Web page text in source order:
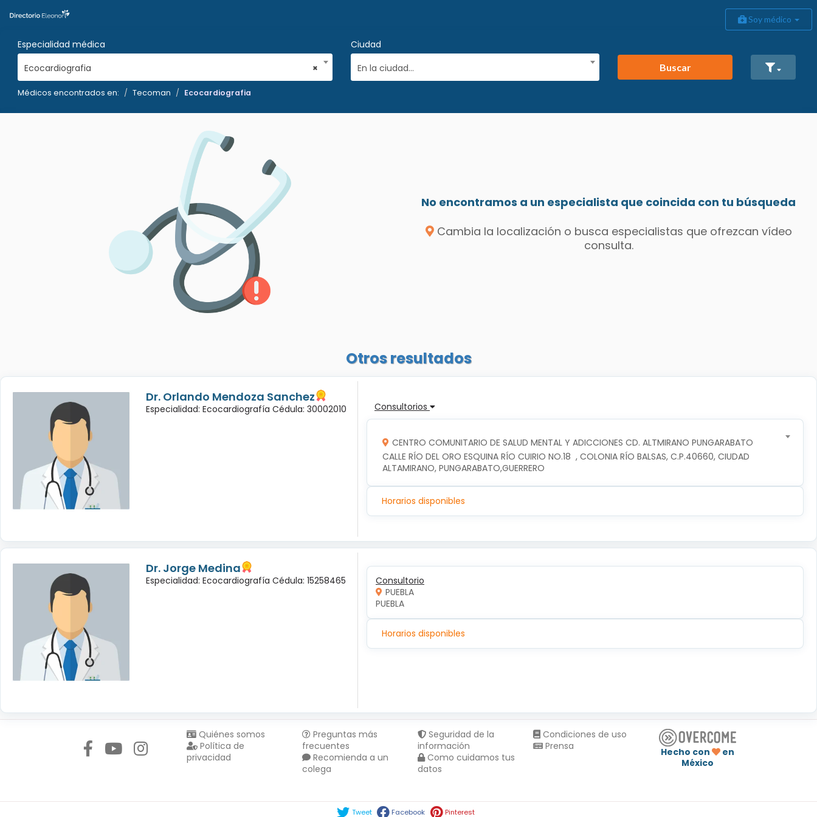
Soy médico
Especialidad médica
×
Ecocardiografia
Ciudad
En la ciudad...
Buscar
Médicos encontrados en: Tecoman Ecocardiografia
No encontramos a un especialista que coincida con tu búsqueda
Cambia la localización o busca especialistas que ofrezcan vídeo
consulta.
Otros resultados
Dr. Orlando Mendoza Sanchez
Especialidad: Ecocardiografía Cédula: 30002010 Consultorios
CENTRO COMUNITARIO DE SALUD MENTAL Y ADICCIONES CD. ALTMIRANO PUNGARABATO
CALLE RÍO DEL ORO ESQUINA RÍO CUIRIO NO.18  , COLONIA RÍO BALSAS, C.P.40660, CIUDAD
ALTAMIRANO, PUNGARABATO,GUERRERO
Horarios disponibles
Dr. Jorge Medina
Especialidad: Ecocardiografía Cédula: 15258465
Consultorio
PUEBLA
PUEBLA
Horarios disponibles
Quiénes somos
Política de
privacidad
Preguntas más
frecuentes
Recomienda a un
colega
Seguridad de la
información
Como cuidamos tus
datos
Condiciones de uso
Prensa
Hecho con
en
México
Tweet Facebook Pinterest